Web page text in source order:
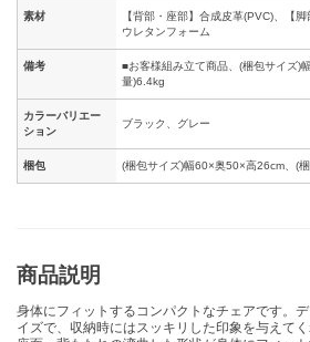
素材
【背部・座部】合成皮革(PVC)、【
ウレタンフォーム
備考
■お客様組み立て商品、(梱包サイズ)
量)6.4kg
カラーバリエー
ション
ブラック、グレー
梱包 (梱包サイズ)幅60×奥50×高26cm、(
商品説明
身体にフィットするコンパクトなチェアです。
イズで、収納時にはスッキリした印象を与えてく